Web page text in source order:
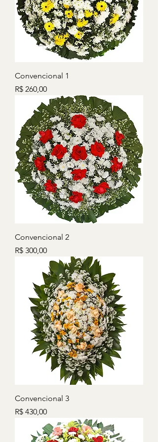
Convencional 1
Preço
R$ 260,00
Convencional 2
Preço
R$ 300,00
Convencional 3
Preço
R$ 430,00